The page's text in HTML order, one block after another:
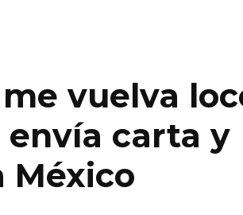
vuelva
envía carta y
México